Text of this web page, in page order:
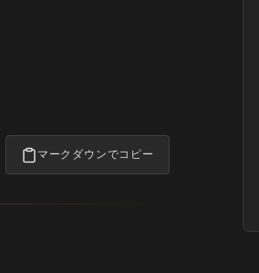
マークダウンでコピー